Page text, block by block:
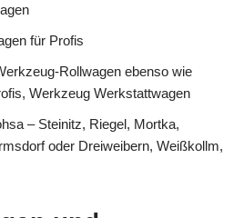
für Profis
Rollwagen ebenso wie
Werkzeug Werkstattwagen
– Steinitz, Riegel, Mortka,
oder Dreiweibern, Weißkollm,